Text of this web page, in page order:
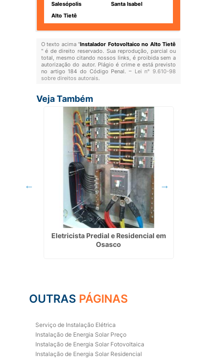
Salesópolis
Santa Isabel
Alto Tietê
O texto acima "Instalador Fotovoltaico no Alto Tietê
" é de direito reservado. Sua reprodução, parcial ou
total, mesmo citando nossos links, é proibida sem a
autorização do autor. Plágio é crime e está previsto
no artigo 184 do Código Penal. – Lei n° 9.610-98
sobre direitos autorais.
Veja Também
Eletricista Predial e Residencial em
Osasco
OUTRAS PÁGINAS
Serviço de Instalação Elétrica
Instalação de Energia Solar Preço
Instalação de Energia Solar Fotovoltaica
Instalação de Energia Solar Residencial